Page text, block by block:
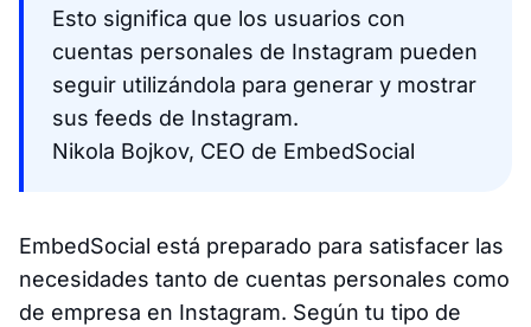
Esto significa que los usuarios con
cuentas personales de Instagram pueden
seguir utilizándola para generar y mostrar
sus feeds de Instagram.
Nikola Bojkov, CEO de EmbedSocial
EmbedSocial está preparado para satisfacer las
necesidades tanto de cuentas personales como
de empresa en Instagram. Según tu tipo de